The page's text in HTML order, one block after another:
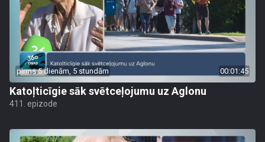
pirms 5 dienām, 5 stundām 00:01:45
Katoļticīgie sāk svētceļojumu uz Aglonu
411. epizode